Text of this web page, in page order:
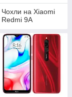
Чохли на Xiaomi
Redmi 9A